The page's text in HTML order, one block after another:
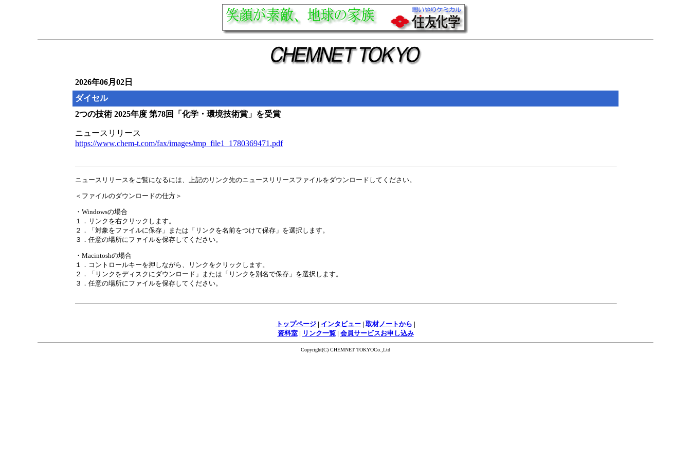
2026年06月02日
ダイセル
2つの技術 2025年度 第78回「化学・環境技術賞」を受賞
ニュースリリース
https://www.chem-t.com/fax/images/tmp_file1_1780369471.pdf
ニュースリリースをご覧になるには、上記のリンク先のニュースリリースファイルをダウンロードしてください。
＜ファイルのダウンロードの仕方＞
・Windowsの場合
１．リンクを右クリックします。
２．「対象をファイルに保存」または「リンクを名前をつけて保存」を選択します。
３．任意の場所にファイルを保存してください。
・Macintoshの場合
１．コントロールキーを押しながら、リンクをクリックします。
２．「リンクをディスクにダウンロード」または「リンクを別名で保存」を選択します。
３．任意の場所にファイルを保存してください。
トップページ| インタビュー| 取材ノートから |
資料室| リンク一覧| 会員サービスお申し込み
Copyright(C) CHEMNET TOKYOCo.,Ltd